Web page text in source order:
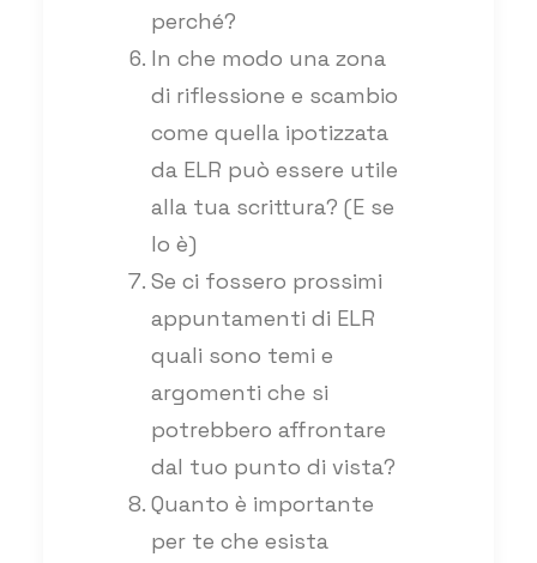
perché?
In che modo una zona
di riflessione e scambio
come quella ipotizzata
da ELR può essere utile
alla tua scrittura? (E se
lo è)
Se ci fossero prossimi
appuntamenti di ELR
quali sono temi e
argomenti che si
potrebbero affrontare
dal tuo punto di vista?
Quanto è importante
per te che esista